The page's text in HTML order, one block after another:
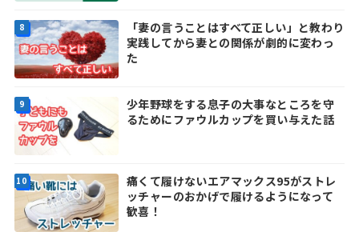
「妻の言うことはすべて正しい」と教わり
実践してから妻との関係が劇的に変わっ
た
少年野球をする息子の大事なところを守
るためにファウルカップを買い与えた話
痛くて履けないエアマックス95がストレ
ッチャーのおかげで履けるようになって
歓喜！